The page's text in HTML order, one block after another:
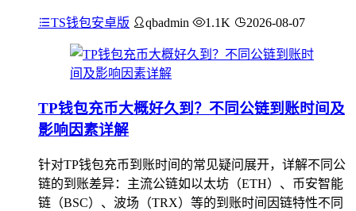
TS钱包安卓版 qbadmin 1.1K 2026-08-07
TP钱包充币大概好久到？不同公链到账时间及
影响因素详解
针对TP钱包充币到账时间的常见疑问展开，详解不同公
链的到账差异：主流公链如以太坊（ETH）、币安智能
链（BSC）、波场（TRX）等的到账时间因链特性不同